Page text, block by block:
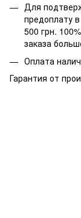
Для
предоплату
500 грн.
заказа
Оплата
Гарантия от